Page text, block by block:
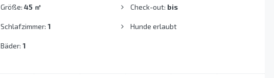
Größe: 45 ㎡
Schlafzimmer: 1
Bäder: 1
Check-out: bis
Hunde erlaubt